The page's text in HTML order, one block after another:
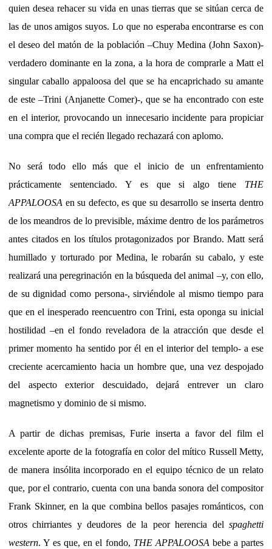
quien desea rehacer su vida en unas tierras que se sitúan cerca de
las de unos amigos suyos. Lo que no esperaba encontrarse es con
el deseo del matón de la población –Chuy Medina (John Saxon)-
verdadero dominante en la zona, a la hora de comprarle a Matt el
singular caballo appaloosa del que se ha encaprichado su amante
de este –Trini (Anjanette Comer)-, que se ha encontrado con este
en el interior, provocando un innecesario incidente para propiciar
una compra que el recién llegado rechazará con aplomo.
No será todo ello más que el inicio de un enfrentamiento
prácticamente sentenciado. Y es que si algo tiene THE
APPALOOSA en su defecto, es que su desarrollo se inserta dentro
de los meandros de lo previsible, máxime dentro de los parámetros
antes citados en los títulos protagonizados por Brando. Matt será
humillado y torturado por Medina, le robarán su cabalo, y este
realizará una peregrinación en la búsqueda del animal –y, con ello,
de su dignidad como persona-, sirviéndole al mismo tiempo para
que en el inesperado reencuentro con Trini, esta oponga su inicial
hostilidad –en el fondo reveladora de la atracción que desde el
primer momento ha sentido por él en el interior del templo- a ese
creciente acercamiento hacia un hombre que, una vez despojado
del aspecto exterior descuidado, dejará entrever un claro
magnetismo y dominio de si mismo.
A partir de dichas premisas, Furie inserta a favor del film el
excelente aporte de la fotografía en color del mítico Russell Metty,
de manera insólita incorporado en el equipo técnico de un relato
que, por el contrario, cuenta con una banda sonora del compositor
Frank Skinner, en la que combina bellos pasajes románticos, con
otros chirriantes y deudores de la peor herencia del spaghetti
western. Y es que, en el fondo, THE APPALOOSA bebe a partes